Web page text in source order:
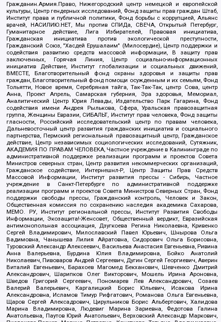
Гражданин.Армия.Право, Нижегородский центр немецкой и европейской
культуры, Центр гендерных исследований, Фонд защиты прав граждан Штаб,
Институт права и публичной политики, Фонд борьбы с коррупцией, Альянс
врачей, НАСИЛИЮ.НЕТ, Мы против СПИДа, СВЕЧА, Открытый Петербург,
Гуманитарное действие, Лига Избирателей, Правовая инициатива,
Гражданская инициатива против экологической преступности,
Гражданский Союз, "Хасдей Ерушалаим" (Милосердие), Центр поддержки и
содействия развитию средств массовой информации, В защиту прав
заключенных, Горячая Линия, Центр социально-информационных
инициатив Действие, Институт глобализации и социальных движений,
ВМЕСТЕ, Благотворительный фонд охраны здоровья и защиты прав
граждан, Благотворительный фонд помощи осужденным и их семьям, Фонд
Тольятти, Новое время, Серебряная тайга, Так-Так-Так, центр Сова, центр
Анна, Проект Апрель, Самарская губерния, Эра здоровья, Мемориал,
Аналитический Центр Юрия Левады, Издательство Парк Гагарина, Фонд
содействия имени Андрея Рылькова, Сфера, Уральская правозащитная
группа, Женщины Евразии, СИБАЛЬТ, Институт прав человека, Фонд защиты
гласности, Российский исследовательский центр по правам человека,
Дальневосточный центр развития гражданских инициатив и социального
партнерства, Пермский региональный правозащитный центр, Гражданское
действие, Центр независимых социологических исследований, Сутяжник,
АКАДЕМИЯ ПО ПРАВАМ ЧЕЛОВЕКА, Частное учреждение в Калининграде по
административной поддержке реализации программ и проектов Совета
Министров северных стран, Центр развития некоммерческих организаций,
Гражданское содействие, Интернешнл-Р, Центр Защиты Прав Средств
Массовой Информации, Институт развития прессы - Сибирь, Частное
учреждение в Санкт-Петербурге по административной поддержке
реализации программ и проектов Совета Министров Северных Стран, Фонд
поддержки свободы прессы, Гражданский контроль, Человек и Закон,
Общественная комиссия по сохранению наследия академика Сахарова,
МЕМО. РУ, Институт региональной прессы, Институт Развития Свободы
Информации, Экозащита!-Женсовет, Общественный вердикт, Евразийская
антимонопольная ассоциация, Дзугкоева Регина Николаевна, Кривенко
Сергей Владимирович, Милославский Павел Юрьевич, Шнырова Ольга
Вадимовна, Чанышева Лилия Айратовна, Сидорович Ольга Борисовна,
Туровский Александр Алексеевич, Васильева Анастасия Евгеньевна, Ривина
Анна Валерьевна, Бурдина Юлия Владимировна, Бойко Анатолий
Николаевич, Пивоваров Андрей Сергеевич, Дугин Сергей Георгиевич, Аверин
Виталий Евгеньевич, Барахоев Магомед Бекханович, Шевченко Дмитрий
Александрович, Шарипков Олег Викторович, Мошель Ирина Ароновна,
Шведов Григорий Сергеевич, Пономарев Лев Александрович, Созаев
Валерий Валерьевич, Каргалицкий Борис Юльевич, Исакова Ирина
Александровна, Исламов Тимур Рифгатович, Романова Ольга Евгеньевна,
Щаров Сергей Алексадрович, Цирульников Борис Альбертович, Халидова
Марина Владимировна, Людевиг Марина Зариевна, Федотова Галина
Анатольевна, Паутов Юрий Анатольевич, Верховский Александр Маркович,